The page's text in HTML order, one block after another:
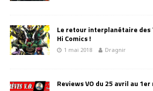
Le retour interplanétaire des
Hi Comics !
1 mai 2018 Dragnir
Reviews VO du 25 avril au